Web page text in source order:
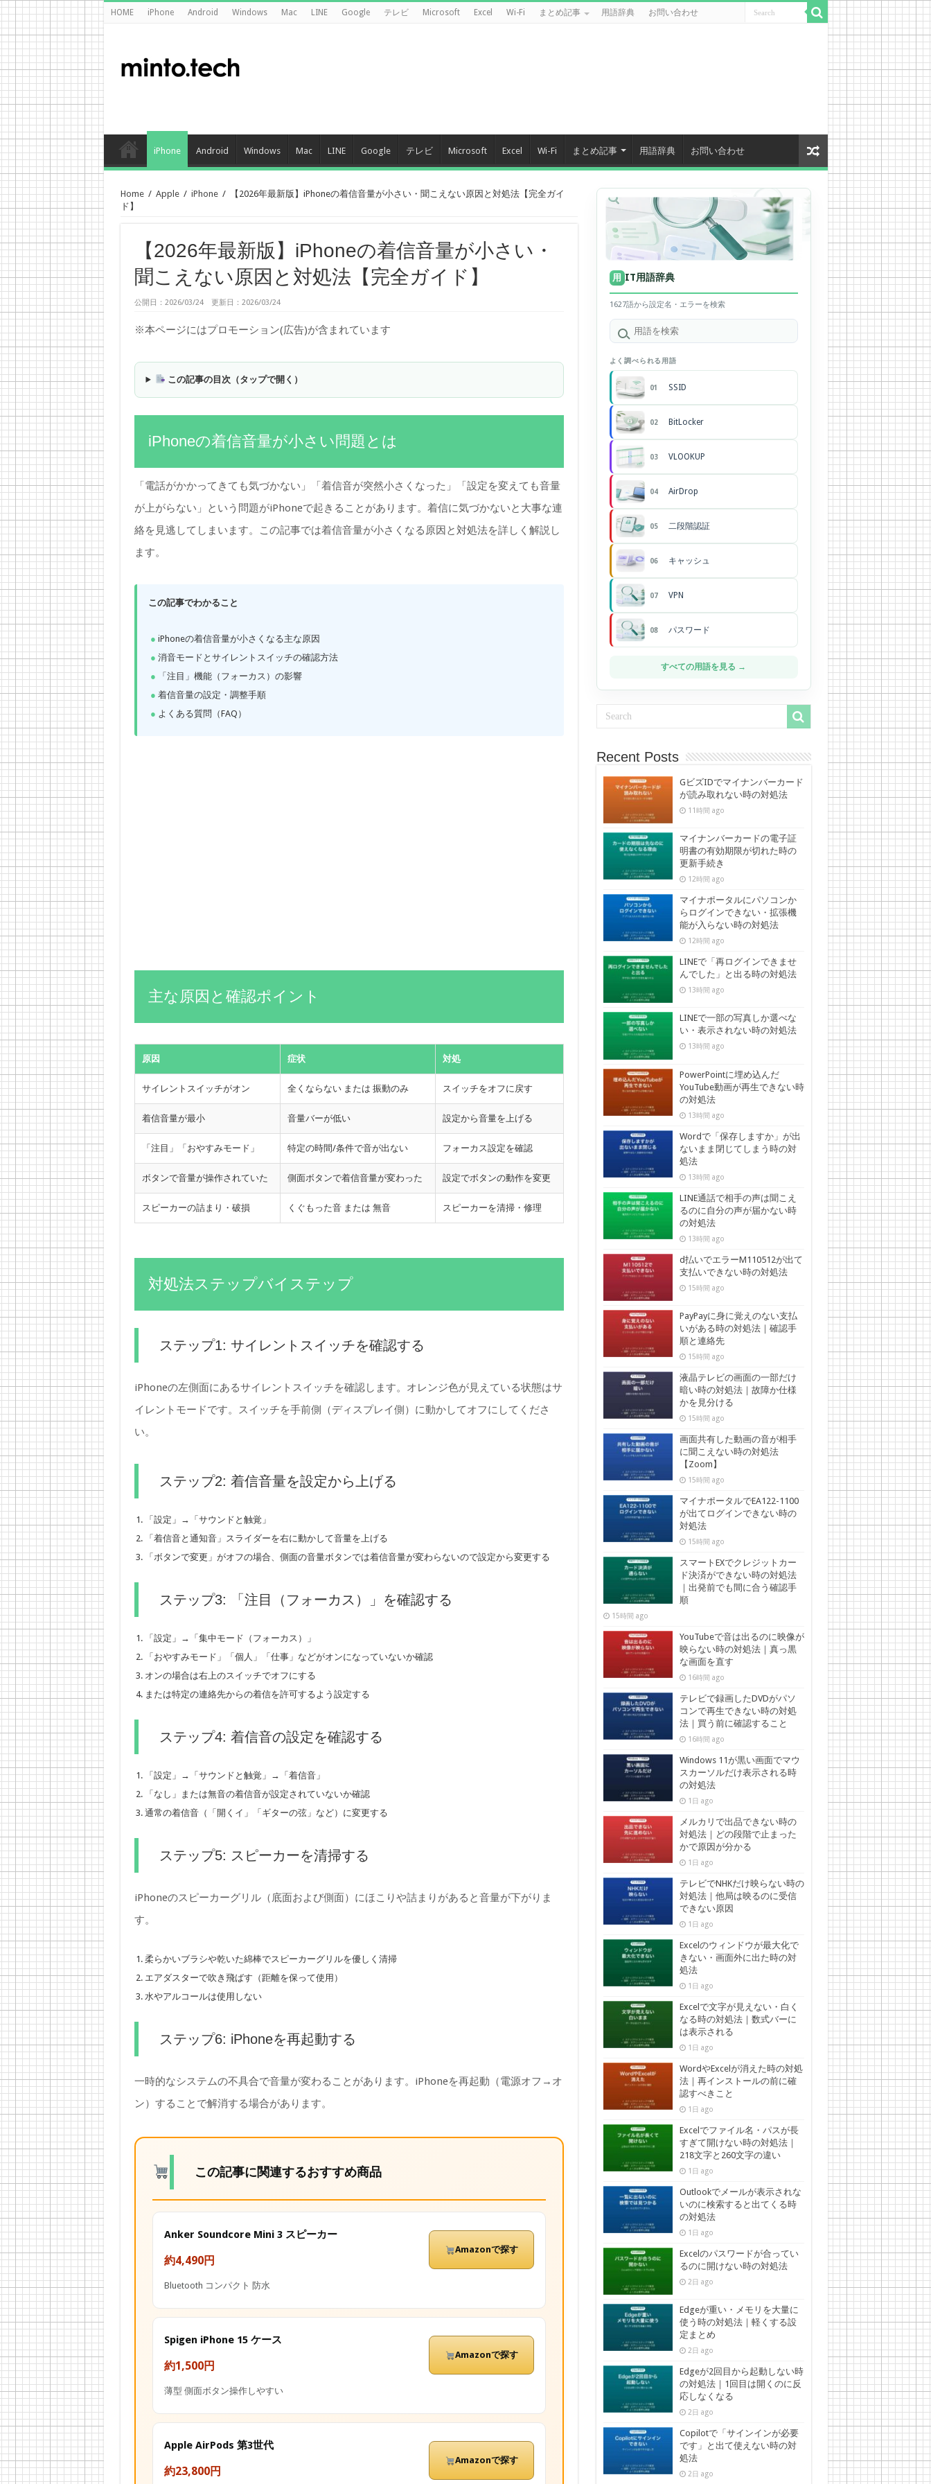
HOME iPhone Android Windows Mac LINE Google テレビ Microsoft Excel Wi-Fi まとめ記事 用語辞典 お問い合わせ
iPhone Android Windows Mac LINE Google テレビ Microsoft Excel Wi-Fi まとめ記事 用語辞典 お問い合わせ
Home / Apple / iPhone /
【2026年最新版】iPhoneの着信音量が小さい・聞こえない原因と対処法【完全ガイ
ド】
【2026年最新版】iPhoneの着信音量が小さい・
聞こえない原因と対処法【完全ガイド】
公開日：2026/03/24 更新日：2026/03/24
※本ページにはプロモーション(広告)が含まれています
この記事の目次（タップで開く）
iPhoneの着信音量が小さい問題とは
「電話がかかってきても気づかない」「着信音が突然小さくなった」「設定を変えても音量
が上がらない」という問題がiPhoneで起きることがあります。着信に気づかないと大事な連
絡を見逃してしまいます。この記事では着信音量が小さくなる原因と対処法を詳しく解説し
ます。
この記事でわかること
iPhoneの着信音量が小さくなる主な原因
消音モードとサイレントスイッチの確認方法
「注目」機能（フォーカス）の影響
着信音量の設定・調整手順
よくある質問（FAQ）
主な原因と確認ポイント
原因 症状 対処
サイレントスイッチがオン 全くならない または 振動のみ スイッチをオフに戻す
着信音量が最小 音量バーが低い 設定から音量を上げる
「注目」「おやすみモード」 特定の時間/条件で音が出ない フォーカス設定を確認
ボタンで音量が操作されていた 側面ボタンで着信音量が変わった 設定でボタンの動作を変更
スピーカーの詰まり・破損 くぐもった音 または 無音 スピーカーを清掃・修理
対処法ステップバイステップ
ステップ1: サイレントスイッチを確認する
iPhoneの左側面にあるサイレントスイッチを確認します。オレンジ色が見えている状態はサ
イレントモードです。スイッチを手前側（ディスプレイ側）に動かしてオフにしてくださ
い。
ステップ2: 着信音量を設定から上げる
「設定」→「サウンドと触覚」
「着信音と通知音」スライダーを右に動かして音量を上げる
「ボタンで変更」がオフの場合、側面の音量ボタンでは着信音量が変わらないので設定から変更する
ステップ3: 「注目（フォーカス）」を確認する
「設定」→「集中モード（フォーカス）」
「おやすみモード」「個人」「仕事」などがオンになっていないか確認
オンの場合は右上のスイッチでオフにする
または特定の連絡先からの着信を許可するよう設定する
ステップ4: 着信音の設定を確認する
「設定」→「サウンドと触覚」→「着信音」
「なし」または無音の着信音が設定されていないか確認
通常の着信音（「開くイ」「ギターの弦」など）に変更する
ステップ5: スピーカーを清掃する
iPhoneのスピーカーグリル（底面および側面）にほこりや詰まりがあると音量が下がりま
す。
柔らかいブラシや乾いた綿棒でスピーカーグリルを優しく清掃
エアダスターで吹き飛ばす（距離を保って使用）
水やアルコールは使用しない
ステップ6: iPhoneを再起動する
一時的なシステムの不具合で音量が変わることがあります。iPhoneを再起動（電源オフ→オ
ン）することで解消する場合があります。
この記事に関連するおすすめ商品
Anker Soundcore Mini 3 スピーカー
約4,490円
Bluetooth コンパクト 防水
Amazonで探す
Spigen iPhone 15 ケース
約1,500円
薄型 側面ボタン操作しやすい
Amazonで探す
Apple AirPods 第3世代
約23,800円
Amazonで探す
用 IT用語辞典
1627語から設定名・エラーを検索
よく調べられる用語
01 SSID
02 BitLocker
03 VLOOKUP
04 AirDrop
05 二段階認証
06 キャッシュ
07 VPN
08 パスワード
すべての用語を見る →
Recent Posts
GビズIDでマイナンバーカード
が読み取れない時の対処法
11時間 ago
マイナンバーカードの電子証
明書の有効期限が切れた時の
更新手続き
12時間 ago
マイナポータルにパソコンか
らログインできない・拡張機
能が入らない時の対処法
12時間 ago
LINEで「再ログインできませ
んでした」と出る時の対処法
13時間 ago
LINEで一部の写真しか選べな
い・表示されない時の対処法
13時間 ago
PowerPointに埋め込んだ
YouTube動画が再生できない時
の対処法
13時間 ago
Wordで「保存しますか」が出
ないまま閉じてしまう時の対
処法
13時間 ago
LINE通話で相手の声は聞こえ
るのに自分の声が届かない時
の対処法
13時間 ago
d払いでエラーM110512が出て
支払いできない時の対処法
15時間 ago
PayPayに身に覚えのない支払
いがある時の対処法｜確認手
順と連絡先
15時間 ago
液晶テレビの画面の一部だけ
暗い時の対処法｜故障か仕様
かを見分ける
15時間 ago
画面共有した動画の音が相手
に聞こえない時の対処法
【Zoom】
15時間 ago
マイナポータルでEA122-1100
が出てログインできない時の
対処法
15時間 ago
スマートEXでクレジットカー
ド決済ができない時の対処法
｜出発前でも間に合う確認手
順
15時間 ago
YouTubeで音は出るのに映像が
映らない時の対処法｜真っ黒
な画面を直す
16時間 ago
テレビで録画したDVDがパソ
コンで再生できない時の対処
法｜買う前に確認すること
16時間 ago
Windows 11が黒い画面でマウ
スカーソルだけ表示される時
の対処法
1日 ago
メルカリで出品できない時の
対処法｜どの段階で止まった
かで原因が分かる
1日 ago
テレビでNHKだけ映らない時の
対処法｜他局は映るのに受信
できない原因
1日 ago
Excelのウィンドウが最大化で
きない・画面外に出た時の対
処法
1日 ago
Excelで文字が見えない・白く
なる時の対処法｜数式バーに
は表示される
1日 ago
WordやExcelが消えた時の対処
法｜再インストールの前に確
認すべきこと
1日 ago
Excelでファイル名・パスが長
すぎて開けない時の対処法｜
218文字と260文字の違い
1日 ago
Outlookでメールが表示されな
いのに検索すると出てくる時
の対処法
1日 ago
Excelのパスワードが合ってい
るのに開けない時の対処法
2日 ago
Edgeが重い・メモリを大量に
使う時の対処法｜軽くする設
定まとめ
2日 ago
Edgeが2回目から起動しない時
の対処法｜1回目は開くのに反
応しなくなる
2日 ago
Copilotで「サインインが必要
です」と出て使えない時の対
処法
2日 ago